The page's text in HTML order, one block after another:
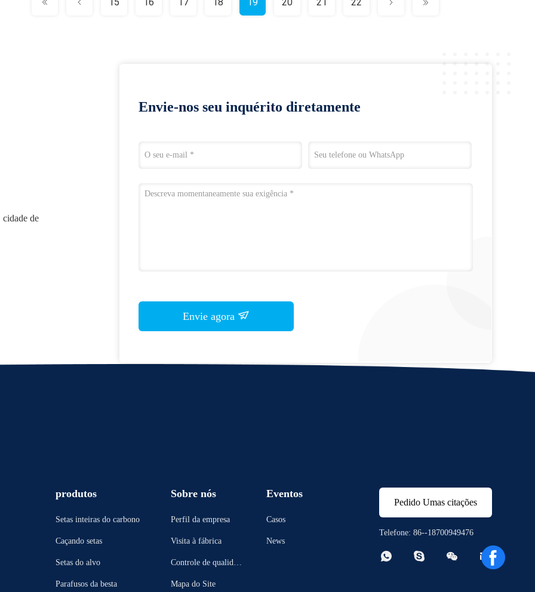
de
Envie-nos seu inquérito diretamente
Envie agora
produtos
Setas inteiras do carbono
Caçando setas
Setas do alvo
Parafusos da besta
Sobre nós
Perfil da empresa
Visita à fábrica
Controle de qualidad
Mapa do Site
Eventos
Casos
News
Pedido Umas citações
Telefone: 86--18700949476
   